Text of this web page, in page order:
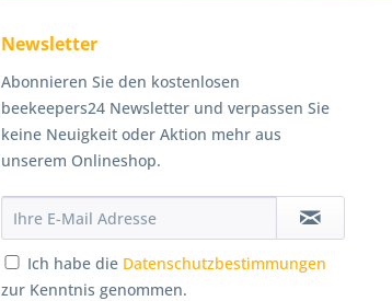
Newsletter
Abonnieren Sie den kostenlosen
beekeepers24 Newsletter und verpassen Sie
keine Neuigkeit oder Aktion mehr aus
unserem Onlineshop.
Ich habe die Datenschutzbestimmungen
zur Kenntnis genommen.